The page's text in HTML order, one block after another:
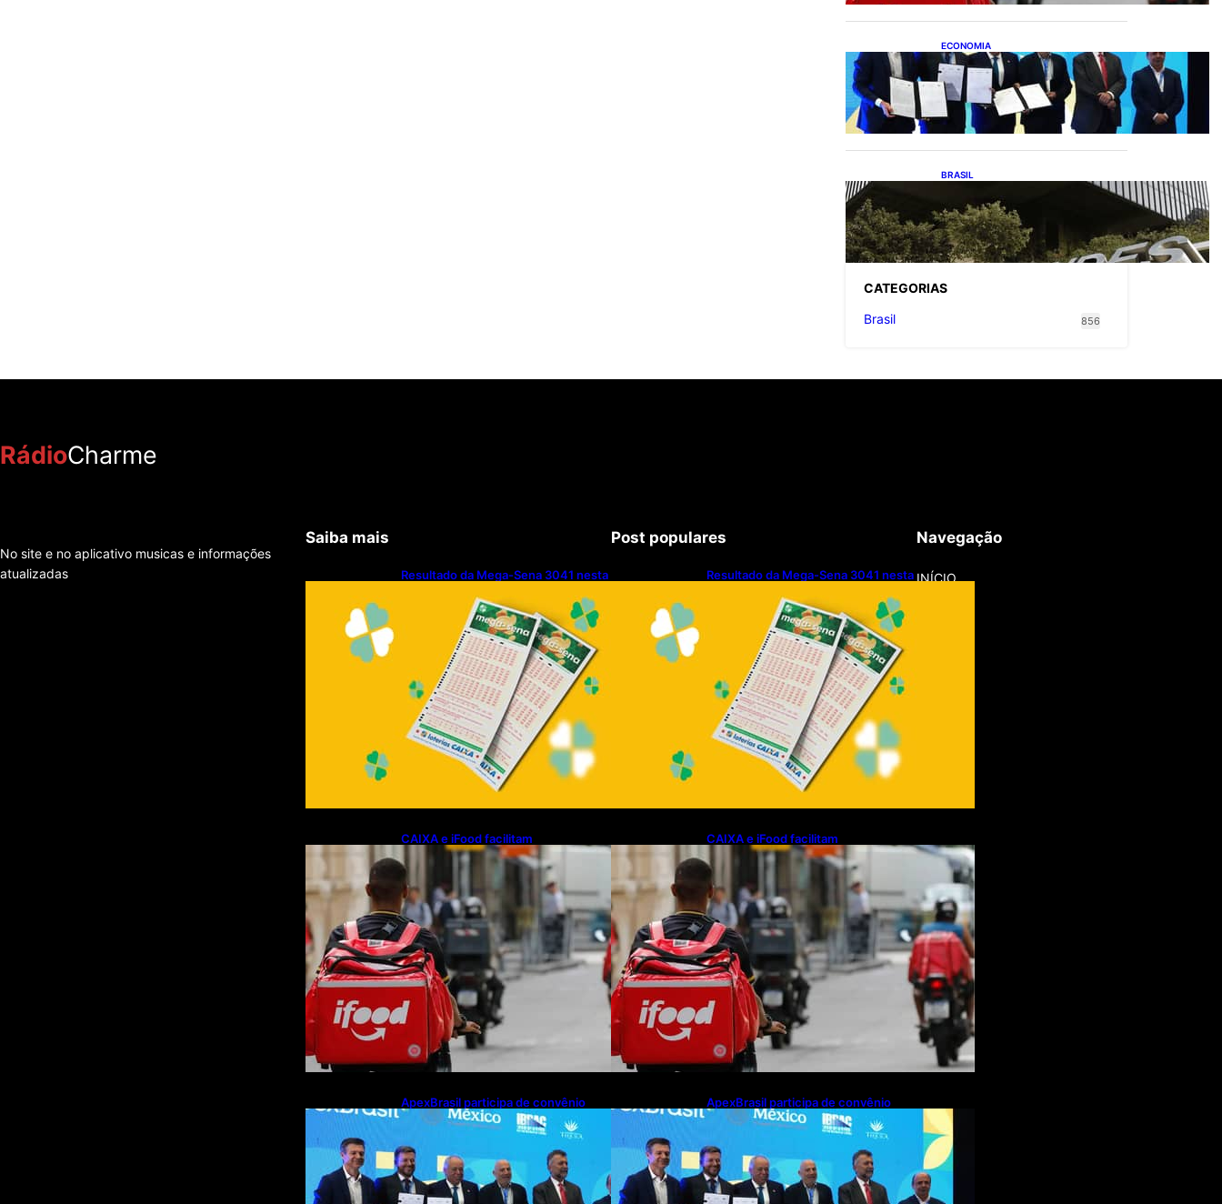
ECONOMIA
ApexBrasil participa de
convênio para investimento
de R$ 2,63 milhões em
exportações de cachaça
BRASIL
Projetos de saneamento
podem beneficiar 18
milhões de brasileiros
CATEGORIAS
Brasil
856
RádioCharme
No site e no aplicativo musicas e informações
atualizadas
Saiba mais
Resultado da Mega-Sena 3041 nesta
CAIXA e iFood facilitam
financiamento de motos e bicicletas
elétricas para entregadores
ApexBrasil participa de convênio
para investimento de R$ 2,63
milhões em exportações de cachaça
Post populares
Resultado da Mega-Sena 3041 nesta
CAIXA e iFood facilitam
financiamento de motos e bicicletas
elétricas para entregadores
ApexBrasil participa de convênio
para investimento de R$ 2,63
milhões em exportações de cachaça
Navegação
INÍCIO